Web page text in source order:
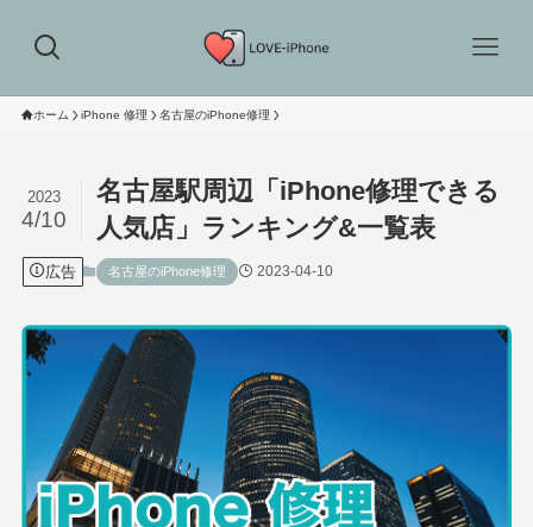
ホーム iPhone 修理 名古屋のiPhone修理
名古屋駅周辺「iPhone修理できる
人気店」ランキング&一覧表
2023
4/10
広告 名古屋のiPhone修理 2023-04-10